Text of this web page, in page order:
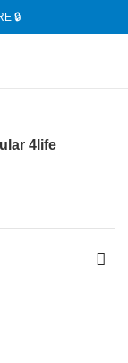
🔒
4life